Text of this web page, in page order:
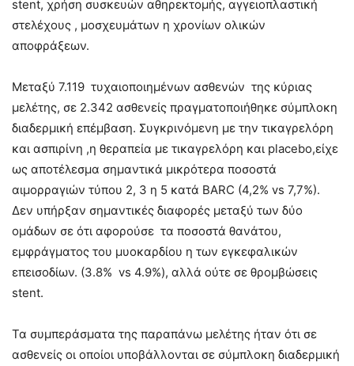
stent, χρήση συσκευών αθηρεκτομής, αγγειοπλαστική
στελέχους , μοσχευμάτων η χρονίων ολικών
αποφράξεων.
Μεταξύ 7.119 τυχαιοποιημένων ασθενών της κύριας
μελέτης, σε 2.342 ασθενείς πραγματοποιήθηκε σύμπλοκη
διαδερμική επέμβαση. Συγκρινόμενη με την τικαγρελόρη
και ασπιρίνη ,η θεραπεία με τικαγρελόρη και placebo,είχε
ως αποτέλεσμα σημαντικά μικρότερα ποσοστά
αιμορραγιών τύπου 2, 3 η 5 κατά BARC (4,2% vs 7,7%).
Δεν υπήρξαν σημαντικές διαφορές μεταξύ των δύο
ομάδων σε ότι αφορούσε τα ποσοστά θανάτου,
εμφράγματος του μυοκαρδίου η των εγκεφαλικών
επεισοδίων. (3.8% vs 4.9%), αλλά ούτε σε θρομβώσεις
stent.
Τα συμπεράσματα της παραπάνω μελέτης ήταν ότι σε
ασθενείς οι οποίοι υποβάλλονται σε σύμπλοκη διαδερμική